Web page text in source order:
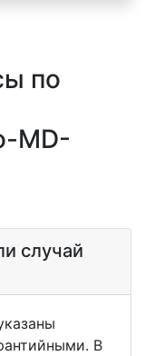
по
MD-
случай
В